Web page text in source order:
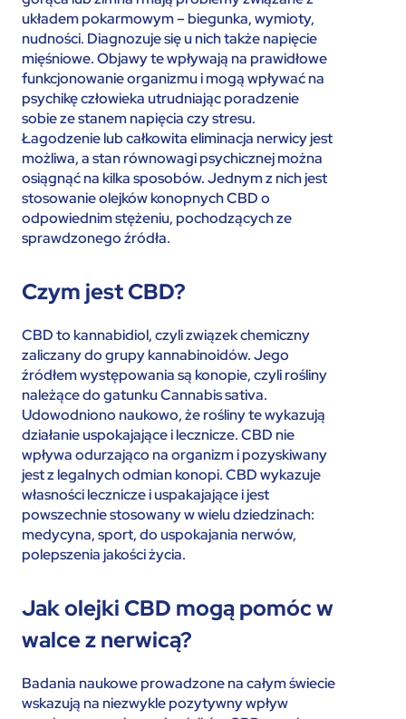
układem pokarmowym – biegunka, wymioty,
nudności. Diagnozuje się u nich także napięcie
mięśniowe. Objawy te wpływają na prawidłowe
funkcjonowanie organizmu i mogą wpływać na
psychikę człowieka utrudniając poradzenie
sobie ze stanem napięcia czy stresu.
Łagodzenie lub całkowita eliminacja nerwicy jest
możliwa, a stan równowagi psychicznej można
osiągnąć na kilka sposobów. Jednym z nich jest
stosowanie olejków konopnych CBD o
odpowiednim stężeniu, pochodzących ze
sprawdzonego źródła.
Czym jest CBD?
CBD to kannabidiol, czyli związek chemiczny
zaliczany do grupy kannabinoidów. Jego
źródłem występowania są konopie, czyli rośliny
należące do gatunku Cannabis sativa.
Udowodniono naukowo, że rośliny te wykazują
działanie uspokajające i lecznicze. CBD nie
wpływa odurzająco na organizm i pozyskiwany
jest z legalnych odmian konopi. CBD wykazuje
własności lecznicze i uspakajające i jest
powszechnie stosowany w wielu dziedzinach:
medycyna, sport, do uspokajania nerwów,
polepszenia jakości życia.
Jak olejki CBD mogą pomóc w
walce z nerwicą?
Badania naukowe prowadzone na całym świecie
wskazują na niezwykle pozytywny wpływ